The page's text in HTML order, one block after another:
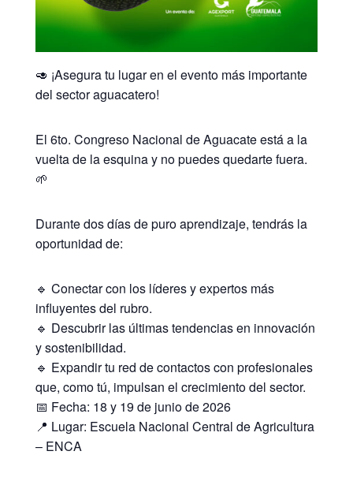
🥑 ¡Asegura tu lugar en el evento más importante
del sector aguacatero!
El 6to. Congreso Nacional de Aguacate está a la
vuelta de la esquina y no puedes quedarte fuera.
🌱
Durante dos días de puro aprendizaje, tendrás la
oportunidad de:
🔹 Conectar con los líderes y expertos más
influyentes del rubro.
🔹 Descubrir las últimas tendencias en innovación
y sostenibilidad.
🔹 Expandir tu red de contactos con profesionales
que, como tú, impulsan el crecimiento del sector.
📅 Fecha: 18 y 19 de junio de 2026
📍 Lugar: Escuela Nacional Central de Agricultura
– ENCA